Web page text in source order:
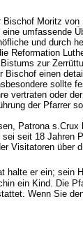
Bischof Moritz
umfassende
und durch
Reformation
zur
Bischof einen
sollte
vertraten oder
der Pfarrer
Patrona s.Crux
seit 18 Jahren
Visitatoren über
halte er ein; sein
ein Kind. Die
Wenn Sie